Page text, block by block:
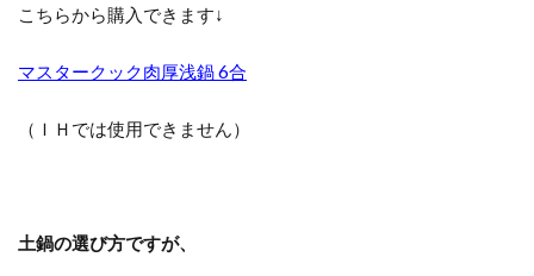
こちらから購入できます↓
マスタークック肉厚浅鍋 6合
（ＩＨでは使用できません）
土鍋の選び方ですが、